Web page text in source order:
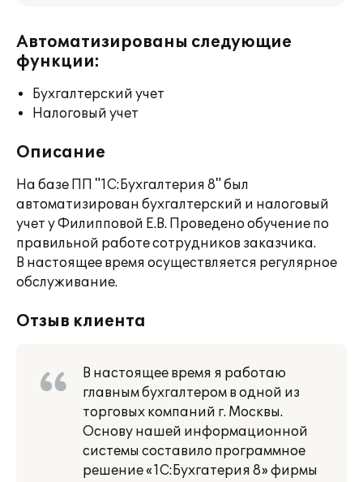
Автоматизированы следующие
функции:
Бухгалтерский учет
Налоговый учет
Описание
На базе ПП "1С:Бухгалтерия 8" был
автоматизирован бухгалтерский и налоговый
учет у Филипповой Е.В. Проведено обучение по
правильной работе сотрудников заказчика.
В настоящее время осуществляется регулярное
обслуживание.
Отзыв клиента
В настоящее время я работаю
главным бухгалтером в одной из
торговых компаний г. Москвы.
Основу нашей информационной
системы составило программное
решение «1С:Бухгатерия 8» фирмы